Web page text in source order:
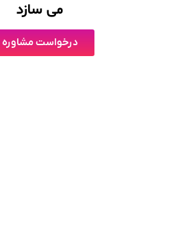
می سازد
درخواست مشاوره